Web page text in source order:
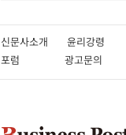
신문사소개 윤리강령
포럼
광고문의